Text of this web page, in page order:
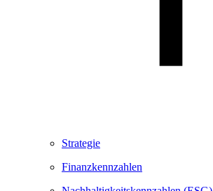
Strategie
Finanzkennzahlen